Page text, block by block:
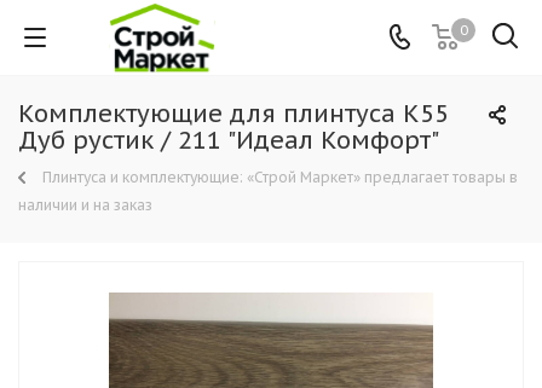
0
Комплектующие для плинтуса К55
Дуб рустик / 211 "Идеал Комфорт"
Плинтуса и комплектующие: «Строй Маркет» предлагает товары в
наличии и на заказ